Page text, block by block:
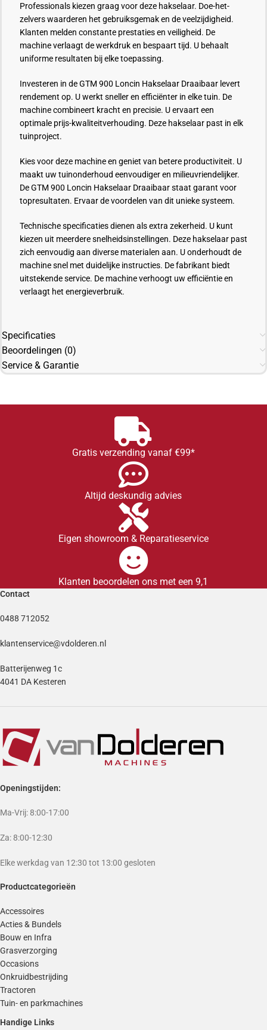
Professionals kiezen graag voor deze hakselaar. Doe-het-
zelvers waarderen het gebruiksgemak en de veelzijdigheid.
Klanten melden constante prestaties en veiligheid. De
machine verlaagt de werkdruk en bespaart tijd. U behaalt
uniforme resultaten bij elke toepassing.
Investeren in de GTM 900 Loncin Hakselaar Draaibaar levert
rendement op. U werkt sneller en efficiënter in elke tuin. De
machine combineert kracht en precisie. U ervaart een
optimale prijs-kwaliteitverhouding. Deze hakselaar past in elk
tuinproject.
Kies voor deze machine en geniet van betere productiviteit. U
maakt uw tuinonderhoud eenvoudiger en milieuvriendelijker.
De GTM 900 Loncin Hakselaar Draaibaar staat garant voor
topresultaten. Ervaar de voordelen van dit unieke systeem.
Technische specificaties dienen als extra zekerheid. U kunt
kiezen uit meerdere snelheidsinstellingen. Deze hakselaar past
zich eenvoudig aan diverse materialen aan. U onderhoudt de
machine snel met duidelijke instructies. De fabrikant biedt
uitstekende service. De machine verhoogt uw efficiëntie en
verlaagt het energieverbruik.
Specificaties
Beoordelingen (0)
Service & Garantie
Gratis verzending vanaf €99*
Altijd deskundig advies
Eigen showroom & Reparatieservice
Klanten beoordelen ons met een 9,1
Contact
0488 712052
klantenservice@vdolderen.nl
Batterijenweg 1c
4041 DA Kesteren
Openingstijden:
Ma-Vrij: 8:00-17:00
Za: 8:00-12:30
Elke werkdag van 12:30 tot 13:00 gesloten
Productcategorieën
Accessoires
Acties & Bundels
Bouw en Infra
Grasverzorging
Occasions
Onkruidbestrijding
Tractoren
Tuin- en parkmachines
Handige Links